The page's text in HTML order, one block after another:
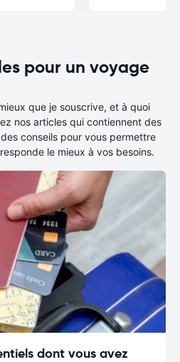
pour un voyage
que je souscrive, et à quoi
nos articles qui contiennent des
conseils pour vous permettre
le mieux à vos besoins.
dont vous avez